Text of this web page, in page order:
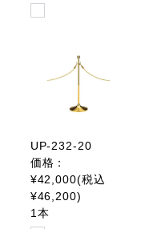
UP-232-20
価格：
¥42,000(税込
¥46,200)
1本